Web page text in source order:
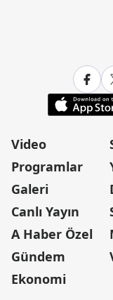
Video
Programlar
Galeri
Canlı Yayın
A Haber Özel
Gündem
Ekonomi